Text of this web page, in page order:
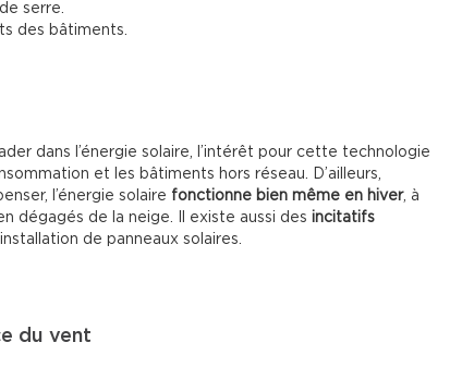
serre.
des bâtiments.
dans l’énergie solaire, l’intérêt pour cette technologie
et les bâtiments hors réseau. D’ailleurs,
l’énergie solaire fonctionne bien même en hiver, à
dégagés de la neige. Il existe aussi des incitatifs
de panneaux solaires.
du vent